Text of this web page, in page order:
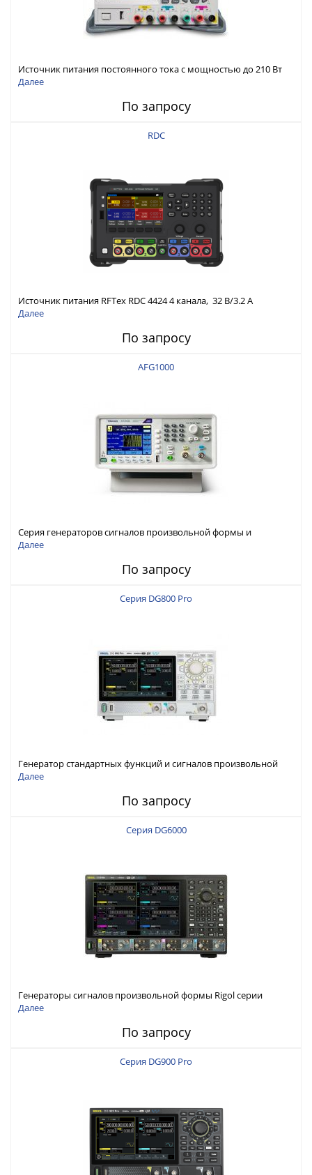
Источник питания постоянного тока с мощностью до 210 Вт
Далее
По запросу
RDC
Источник питания RFTex RDC 4424 4 канала, 32 В/3.2 А
Далее
По запросу
AFG1000
Серия генераторов сигналов произвольной формы и
стандартных функций Tektronix AFG1000
Далее
По запросу
Серия DG800 Pro
Генератор стандартных функций и сигналов произвольной
формы Rigol серии DG800 Pro, до 50 МГц
Далее
По запросу
Серия DG6000
Генераторы сигналов произвольной формы Rigol серии
DG6000 до 500 МГц или до 1 ГГц
Далее
По запросу
Серия DG900 Pro